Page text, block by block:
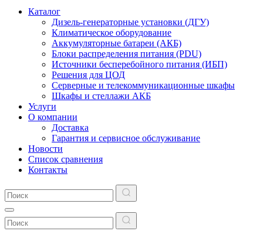
Каталог
Дизель-генераторные установки (ДГУ)
Климатическое оборудование
Аккумуляторные батареи (АКБ)
Блоки распределения питания (PDU)
Источники бесперебойного питания (ИБП)
Решения для ЦОД
Серверные и телекоммуникационные шкафы
Шкафы и стеллажи АКБ
Услуги
О компании
Доставка
Гарантия и сервисное обслуживание
Новости
Список сравнения
Контакты